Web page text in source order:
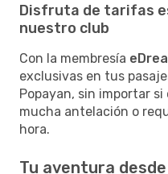
Disfruta de tarifas
nuestro club
Con la membresía
exclusivas en tus
Popayan, sin importar
mucha antelación o
hora.
Tu aventura